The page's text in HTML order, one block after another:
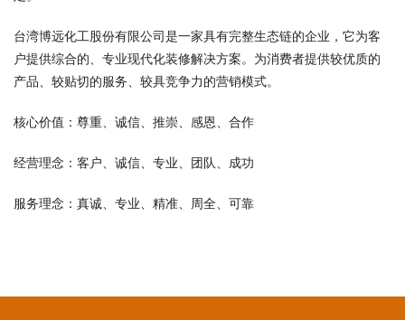
台湾博远化工股份有限公司是一家具有完整生态链的企业，它为客
户提供综合的、专业现代化装修解决方案。为消费者提供较优质的
产品、较贴切的服务、较具竞争力的营销模式。
核心价值：尊重、诚信、推崇、感恩、合作
经营理念：客户、诚信、专业、团队、成功
服务理念：真诚、专业、精准、周全、可靠